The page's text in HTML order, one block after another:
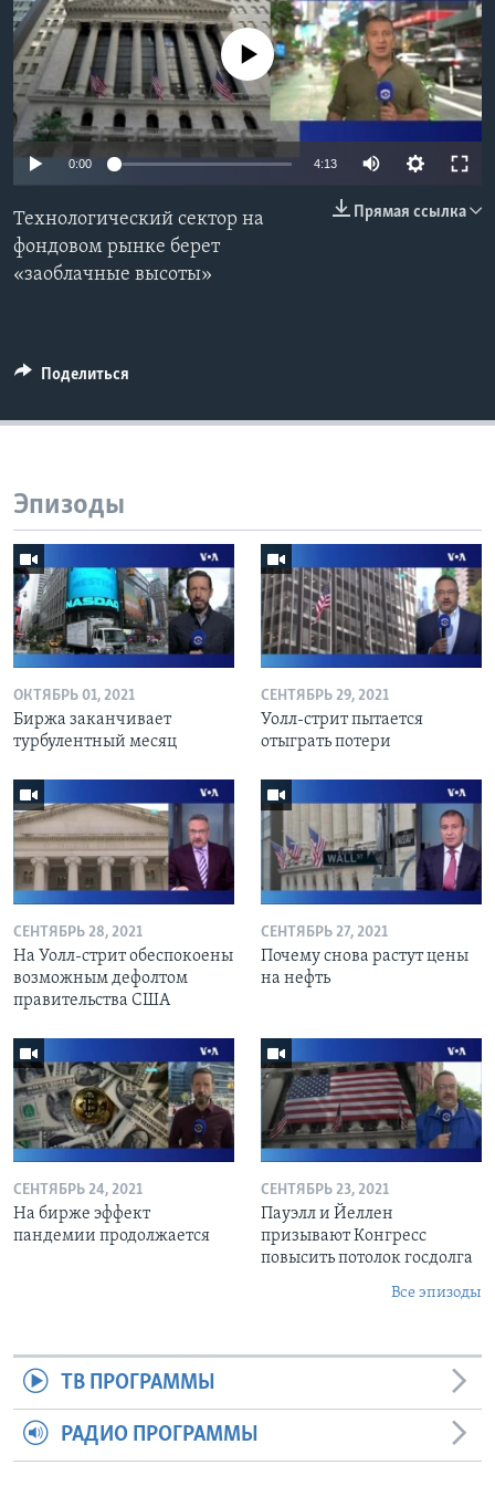
Learning English
СОЦИАЛЬНЫЕ СЕТИ
No media source currently available
0:00 4:13
Прямая ссылка
Технологический сектор на
фондовом рынке берет
«заоблачные высоты»
Поделиться
Эпизоды
ОКТЯБРЬ 01, 2021
Биржа заканчивает
турбулентный месяц
СЕНТЯБРЬ 29, 2021
Уолл-стрит пытается
отыграть потери
СЕНТЯБРЬ 28, 2021
На Уолл-стрит обеспокоены
возможным дефолтом
правительства США
СЕНТЯБРЬ 27, 2021
Почему снова растут цены
на нефть
СЕНТЯБРЬ 24, 2021
На бирже эффект
пандемии продолжается
СЕНТЯБРЬ 23, 2021
Пауэлл и Йеллен
призывают Конгресс
повысить потолок госдолга
Все эпизоды
ТВ ПРОГРАММЫ
РАДИО ПРОГРАММЫ